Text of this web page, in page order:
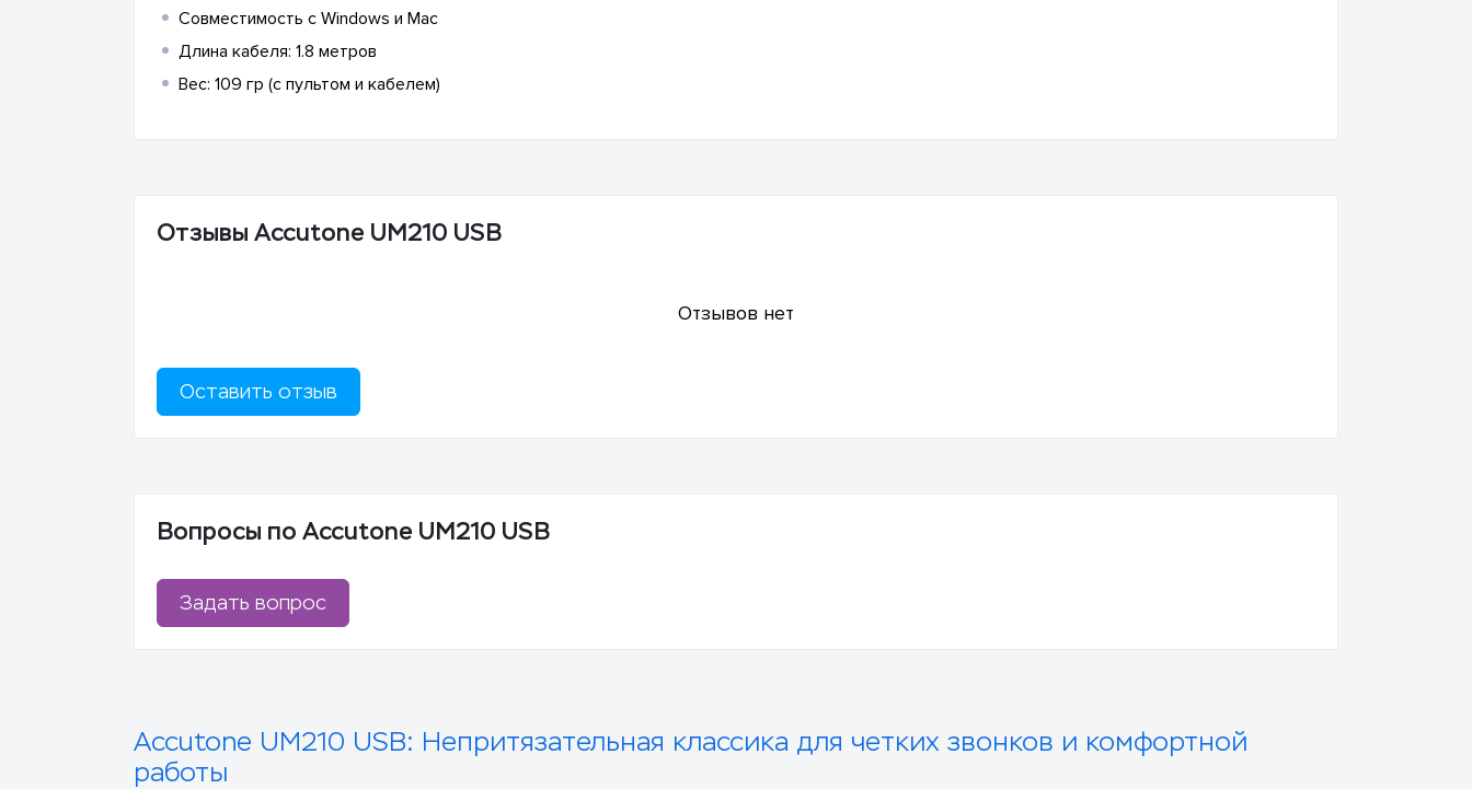
Совместимость с Windows и Mac
Длина кабеля: 1.8 метров
Вес: 109 гр (с пультом и кабелем)
Отзывы Accutone UM210 USB
Отзывов нет
Оставить отзыв
Вопросы по Accutone UM210 USB
Задать вопрос
Accutone UM210 USB: Непритязательная классика для четких звонков и комфортной
работы